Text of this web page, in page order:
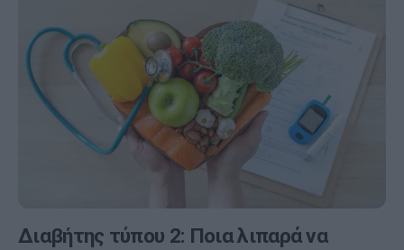
Διαβήτης τύπου 2: Ποια λιπαρά να